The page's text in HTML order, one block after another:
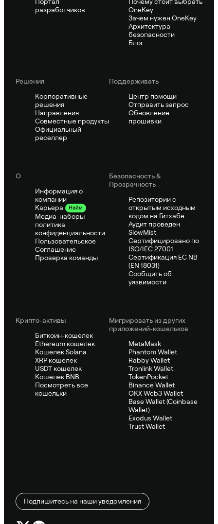
разработчиков
OneKey
Зачем нужен OneKey
Архитектура
безопасности
Блог
Решения
Корпоративные
решения
Направления
Совместные продукты
Официальный
реселлер
Поддерживать
Центр помощи
Отправить запрос
Обновление
прошивки
О
Информация о
компании
Карьера
Найм
Медиа-наборы
политика
конфиденциальности
Пользовательское
Соглашение
Проверка команды
Безопасность &
Прозрачность
Репозитории с
открытым исходным
кодом на Гитхабе
Аудит проведен
SlowMist
Сертифицировано по
ISO/IEC 27001
Сертификация ЕС NB
(EN 18031)
Сообщить об
уязвимости
Крипто-активы
Биткоин-кошелек
Ethereum кошелек
Кошелек Solana
XRP кошелек
USDT кошелек
Кошелек BNB
Посмотреть все
кошельки
Мигрировать из других
приложений-кошельков
MetaMask
Phantom Wallet
Rabby Wallet
Tronlink Wallet
TokenPocket
Binance Wallet
OKX Web3 Wallet
Base Wallet (Coinbase
Wallet)
Exodus Wallet
Trust Wallet
Подпишитесь на наши уведомления